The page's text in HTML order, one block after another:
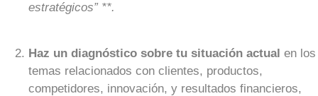
estratégicos” **.
Haz un diagnóstico sobre tu situación actual en los
temas relacionados con clientes, productos,
competidores, innovación, y resultados financieros,